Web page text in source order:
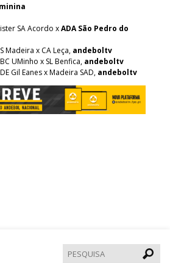
SA Acordo xADA São Pedro do
Madeira x CA Leça, andeboltv
UMinho x SL Benfica, andeboltv
Gil Eanes x Madeira SAD, andeboltv